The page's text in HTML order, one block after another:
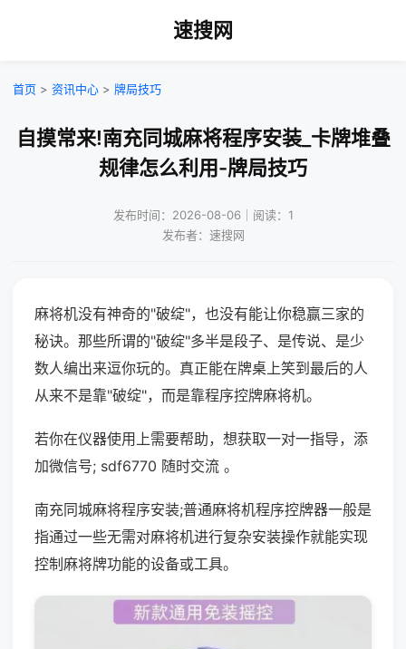
速搜网
首页 > 资讯中心 > 牌局技巧
自摸常来!南充同城麻将程序安装_卡牌堆叠
规律怎么利用-牌局技巧
发布时间：2026-08-06｜阅读：1
发布者：速搜网
麻将机没有神奇的"破绽"，也没有能让你稳赢三家的
秘诀。那些所谓的"破绽"多半是段子、是传说、是少
数人编出来逗你玩的。真正能在牌桌上笑到最后的人
从来不是靠"破绽"，而是靠程序控牌麻将机。
若你在仪器使用上需要帮助，想获取一对一指导，添
加微信号; sdf6770 随时交流 。
南充同城麻将程序安装;普通麻将机程序控牌器一般是
指通过一些无需对麻将机进行复杂安装操作就能实现
控制麻将牌功能的设备或工具。